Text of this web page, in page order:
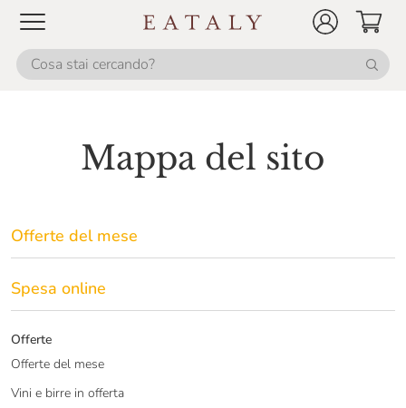
Mappa del sito
Offerte del mese
Spesa online
Offerte
Offerte del mese
Vini e birre in offerta